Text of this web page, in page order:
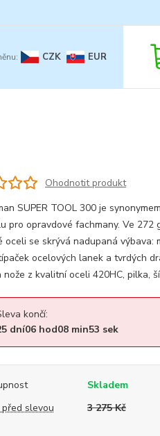
CZK EUR
Ohodnotit produkt
SUPER TOOL 300 je
pro opravdové fachmany. Ve 272
oceli se skrývá nadupaná výbava:
ocelových lanek a tvrdých
nože z kvalitní oceli 420HC, pilka,
končí:
dní06hod08min52 sek
Skladem
před slevou
3 275 Kč